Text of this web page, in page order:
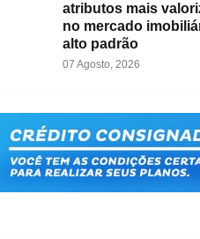
atributos mais
no mercado
alto padrão
07 Agosto, 2026